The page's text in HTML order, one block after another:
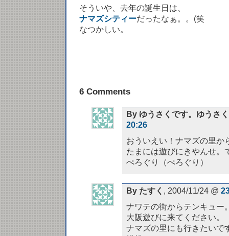
そういや、去年の誕生日は、
ナマズシティーだったなぁ。。(笑
なつかしい。
6 Comments
By ゆうさくです。ゆうさ
20:26
おういえい！ナマズの里か
たまには遊びにきやんせ。
ぺろぐり（ぺろぐり）
By たすく , 2004/11/24 @
ナワテの街からテンキュー
大阪遊びに来てください。
ナマズの里にも行きたいで